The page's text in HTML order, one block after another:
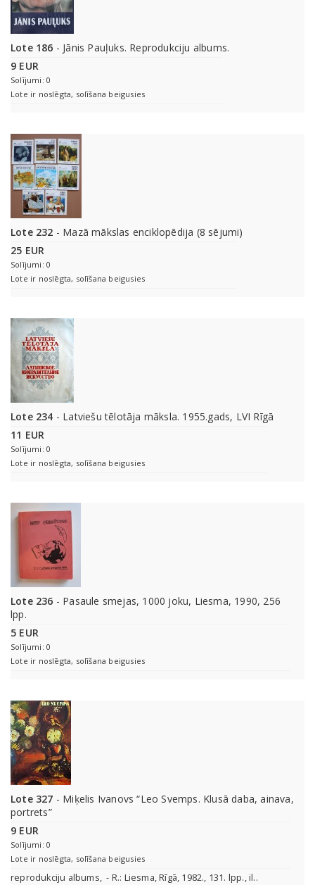
Lote 186 - Jānis Pauļuks. Reprodukciju albums.
9 EUR
Solījumi: 0
Lote ir noslēgta, solīšana beigusies
Lote 232 - Mazā mākslas enciklopēdija (8 sējumi)
25 EUR
Solījumi: 0
Lote ir noslēgta, solīšana beigusies
Lote 234 - Latviešu tēlotāja māksla. 1955.gads, LVI Rīgā
11 EUR
Solījumi: 0
Lote ir noslēgta, solīšana beigusies
Lote 236 - Pasaule smejas, 1000 joku, Liesma, 1990, 256
lpp.
5 EUR
Solījumi: 0
Lote ir noslēgta, solīšana beigusies
Lote 327 - Miķelis Ivanovs “Leo Svemps. Klusā daba, ainava,
portrets”
9 EUR
Solījumi: 0
Lote ir noslēgta, solīšana beigusies
reprodukciju albums, - R.: Liesma, Rīgā, 1982., 131. lpp., il..